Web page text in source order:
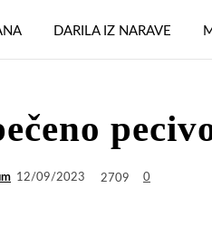
DARILA IZ NARAVE
12/09/2023 2709 0